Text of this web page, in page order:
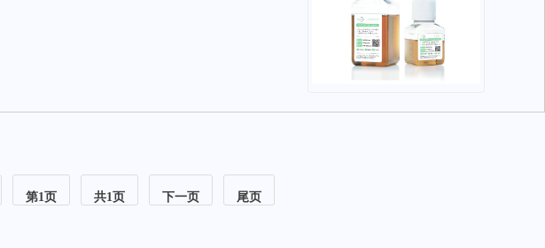
第1页 共1页 下一页 尾页